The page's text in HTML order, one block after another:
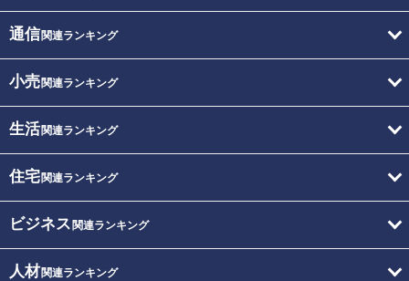
通信関連ランキング
小売関連ランキング
生活関連ランキング
住宅関連ランキング
ビジネス 関連ランキング
人材関連ランキング